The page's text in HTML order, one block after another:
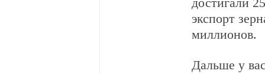
достигали
экспорт
миллионов.
Дальше у